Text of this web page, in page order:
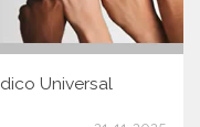
Universal